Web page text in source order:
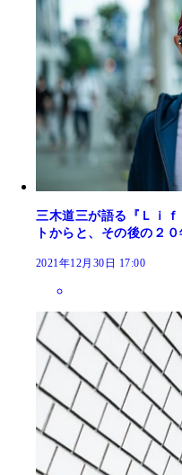
三木道三が語る『Ｌｉ
トからと、その後の２０
2021年12月30日 17:00